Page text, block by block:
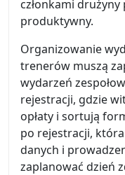
członkami
produktywny.
Organizowanie
trenerów muszą
wydarzeń
rejestracji, gdzie
opłaty i sortują
po rejestracji,
danych i
zaplanować dzień